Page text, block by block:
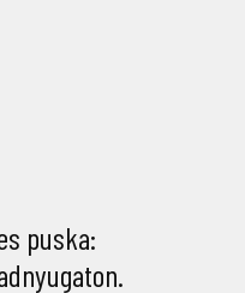
puska: